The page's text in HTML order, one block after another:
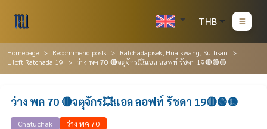
THB
Homepage Recommend posts
Ratchadapisek, Huaikwang, Suttisan
L loft Ratchada 19
ว่าง พค 70 🔴จตุจักร💥แอล ลอฟท์ รัชดา 19🔴🟢🟡
ว่าง พค 70 🔴จตุจักร💥แอล ลอฟท์ รัชดา 19🔴🟢🟡
Chatuchak ว่าง พค 70